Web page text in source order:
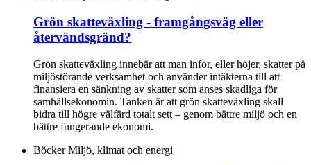
Grön skatteväxling - framgångsväg eller
återvändsgränd?
Grön skatteväxling innebär att man inför, eller höjer, skatter på
miljöstörande verksamhet och använder intäkterna till att
finansiera en sänkning av skatter som anses skadliga för
samhällsekonomin. Tanken är att grön skatteväxling skall
bidra till högre välfärd totalt sett – genom bättre miljö och en
bättre fungerande ekonomi.
Böcker Miljö, klimat och energi